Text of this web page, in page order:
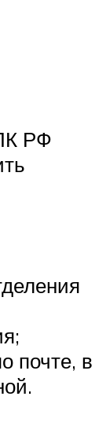
РФ
почте, в